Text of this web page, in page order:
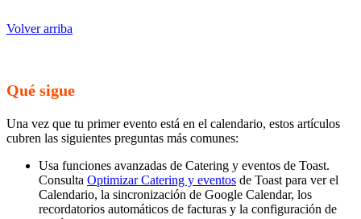
Volver arriba
Qué sigue
Una vez que tu primer evento está en el calendario, estos artículos
cubren las siguientes preguntas más comunes:
Usa funciones avanzadas de Catering y eventos de Toast.
Consulta Optimizar Catering y eventos de Toast para ver el
Calendario, la sincronización de Google Calendar, los
recordatorios automáticos de facturas y la configuración de